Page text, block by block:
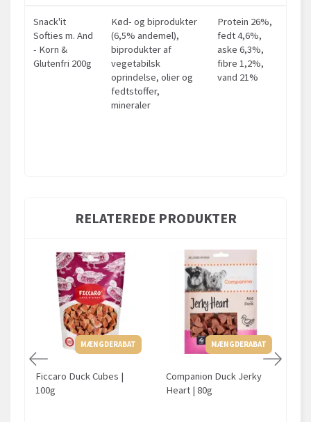
Snack'it
Softies m. And
- Korn &
Glutenfri 200g
Kød- og biprodukter
(6,5% andemel),
biprodukter af
vegetabilsk
oprindelse, olier og
fedtstoffer,
mineraler
Protein 26%,
fedt 4,6%,
aske 6,3%,
fibre 1,2%,
vand 21%
RELATEREDE PRODUKTER
MÆNGDERABAT
Ficcaro Duck Cubes |
100g
MÆNGDERABAT
Companion Duck Jerky
Heart | 80g